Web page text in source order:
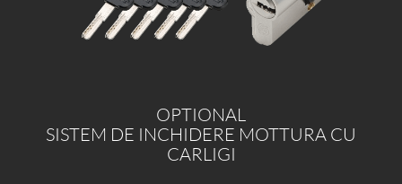
OPTIONAL
SISTEM DE INCHIDERE MOTTURA CU
CARLIGI